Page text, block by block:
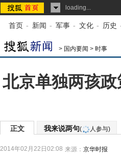
loading...
首页 - 新闻 - 军事 - 文化 - 历史
> 国内要闻 > 时事
北京单独两孩
正文 我来说两句( 人参与)
2014年02月22日02:08 来源： 京华时报